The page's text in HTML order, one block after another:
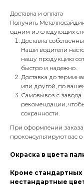
Доставка и оплата
Получить
одним из следующих
Доставка
Наши водители
нашу продукцию
быстро и надежно.
Доставка до
или другой, по
Самовывоз с
рекомендации,
сохранности.
При оформлении
проконсультируют вас о
Окраска в цвета
Кроме стандартных
нестандартные